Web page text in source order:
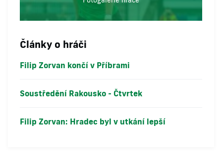
Články o hráči
Filip Zorvan končí v Příbrami
Soustředění Rakousko - Čtvrtek
Filip Zorvan: Hradec byl v utkání lepší